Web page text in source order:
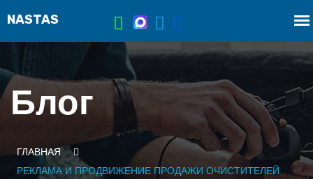
Блог
ГЛАВНАЯ
РЕКЛАМА И ПРОДВИЖЕНИЕ ПРОДАЖИ ОЧИСТИТЕЛЕЙ